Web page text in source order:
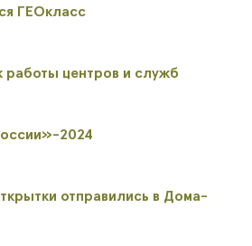
ГЕОкласс
работы центров и служб
2024
отправились в Дома-